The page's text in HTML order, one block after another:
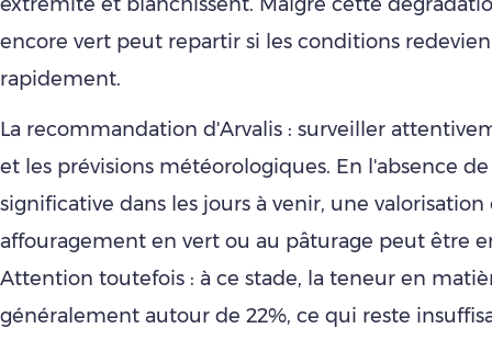
encore vert peut repartir si les conditions
rapidement.
La recommandation d'Arvalis : surveiller
et les prévisions météorologiques. En l'absence
significative dans les jours à venir, une valorisation
affouragement en vert ou au pâturage peut être
Attention toutefois : à ce stade, la teneur en
généralement autour de 22%, ce qui reste